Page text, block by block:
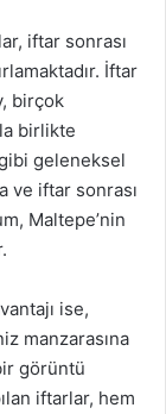
iftar sonrası
İftar
birçok
birlikte
geleneksel
ve iftar sonrası
Maltepe’nin
ise,
manzarasına
görüntü
iftarlar, hem